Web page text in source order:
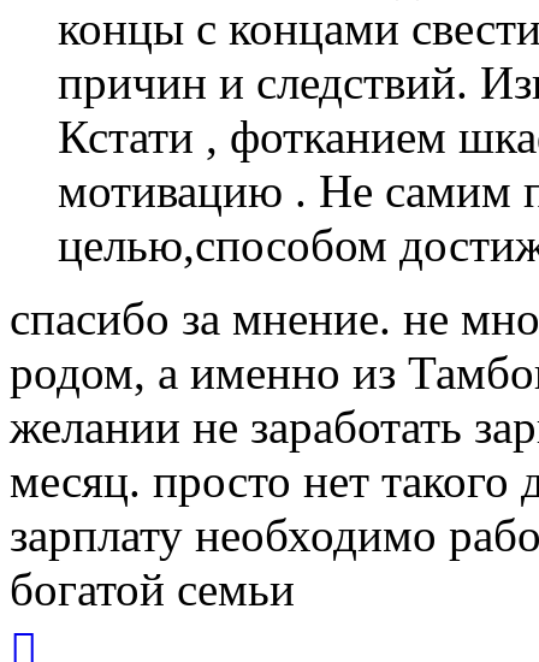
концы с концами
причин и следствий.
Кстати , фотканием
мотивацию . Не самим
целью,способом
спасибо за мнение. не
родом, а именно из
желании не заработать
месяц. просто нет
зарплату необходимо
богатой семьи